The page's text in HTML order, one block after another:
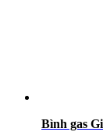
Bình gas